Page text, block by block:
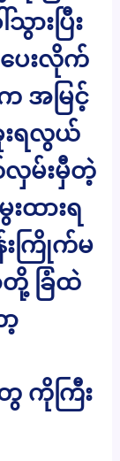
ားပြီး
ပေးလိုက်
အမြင့်
းရလွယ်
လှမ်းမှီတဲ့
းထားရ
းကြိုက်မ
ခြံထဲ
ေ ကိုကြီး